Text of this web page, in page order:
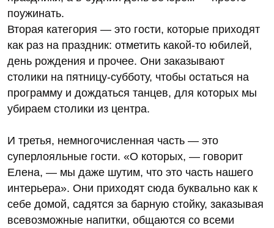
поужинать.
Вторая категория — это гости, которые приходят
как раз на праздник: отметить какой-то юбилей,
день рождения и прочее. Они заказывают
столики на пятницу-субботу, чтобы остаться на
программу и дождаться танцев, для которых мы
убираем столики из центра.
И третья, немногочисленная часть — это
суперлояльные гости. «О которых, — говорит
Елена, — мы даже шутим, что это часть нашего
интерьера». Они приходят сюда буквально как к
себе домой, садятся за барную стойку, заказывая
всевозможные напитки, общаются со всеми